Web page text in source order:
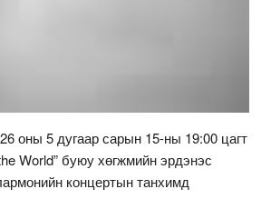
оны 5 дугаар сарын 15-ны 19:00 цагт
World” буюу хөгжмийн эрдэнэс
концертын танхимд